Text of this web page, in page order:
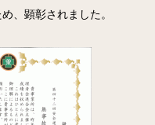
、顕彰されました。